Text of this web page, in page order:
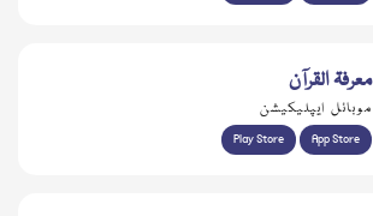
معرفۃ القرآن
موبائل ایپلیکیشن
Play Store App Store